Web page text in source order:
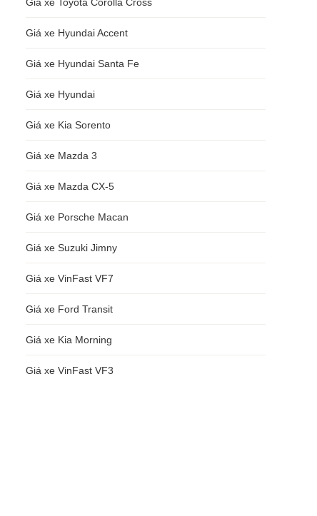
Giá xe Hyundai Accent
Giá xe Hyundai Santa Fe
Giá xe Hyundai
Giá xe Kia Sorento
Giá xe Mazda 3
Giá xe Mazda CX-5
Giá xe Porsche Macan
Giá xe Suzuki Jimny
Giá xe VinFast VF7
Giá xe Ford Transit
Giá xe Kia Morning
Giá xe VinFast VF3